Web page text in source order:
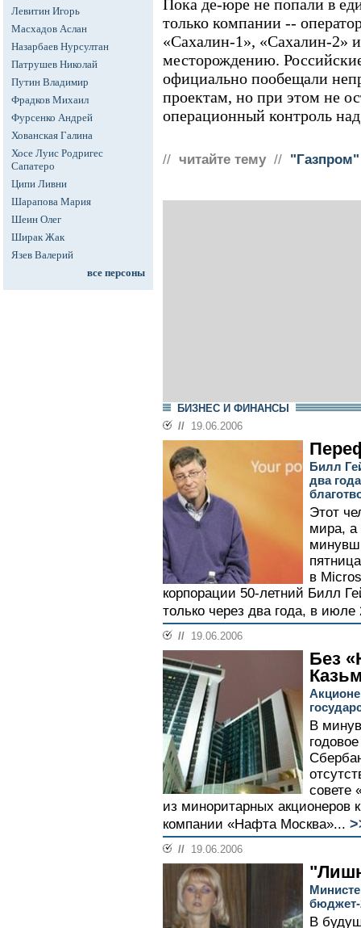
Левитин Игорь
Масхадов Аслан
Назарбаев Нурсултан
Патрушев Николай
Путин Владимир
Фрадков Михаил
Фурсенко Андрей
Хованская Галина
Хосе Луис Родригес
Сапатеро
Ципи Ливни
Шарапова Мария
Шеин Олег
Ширак Жак
Язев Валерий
все персоны
Пока де-юре не попали в
только компании --
«Сахалин-1», «Сахалин-2»
месторождению.
официально пообещали
проектам, но при этом не
операционный контроль
// читайте тему //
БИЗНЕС И ФИНАНСЫ
// 19.06.2006
Билл
два
Этот
мира, а
в
корпорации 50-летний Билл
только через два года, в июле
// 19.06.2006
Без
В
совете
из миноритарных акционеров
компании «Нафта Москва»...
// 19.06.2006
бюджет-
В